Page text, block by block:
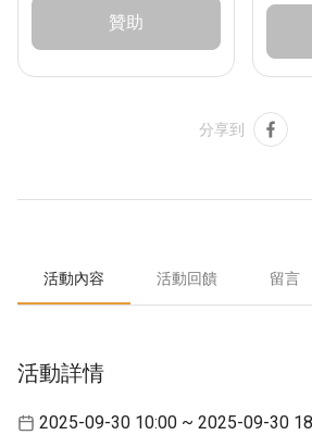
Copyright ©2022 Lifund All rights
贊助
分享到
活動內容 活動回饋 留言
活動詳情
2025-09-30 10:00 ~ 2025-09-30